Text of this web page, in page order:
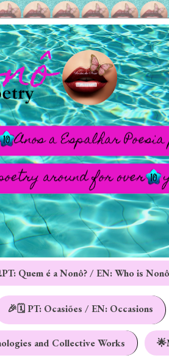
Quem é a Nonô? / EN: Who is
🎉🗓️ PT: Ocasiões / EN: Occasions
and Collective Works